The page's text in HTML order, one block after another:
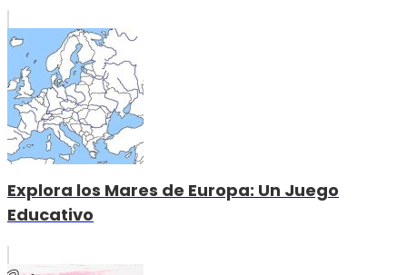
Explora los Mares de Europa: Un Juego
Educativo